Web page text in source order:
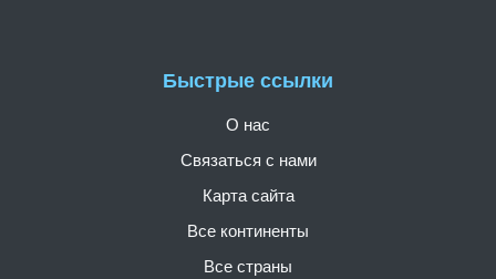
Быстрые ссылки
О нас
Связаться с нами
Карта сайта
Все континенты
Все страны